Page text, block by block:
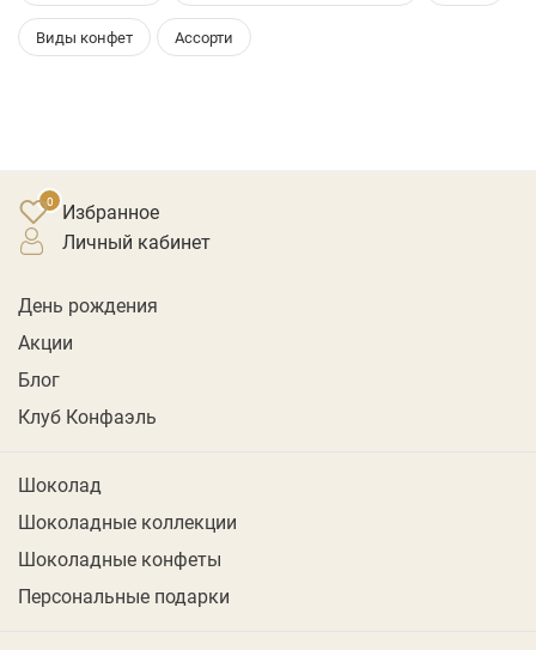
Виды конфет Ассорти
Избранное
личный кабинет
День рождения
Акции
Блог
Клуб Конфаэль
Шоколад
Шоколадные коллекции
Шоколадные конфеты
Персональные подарки